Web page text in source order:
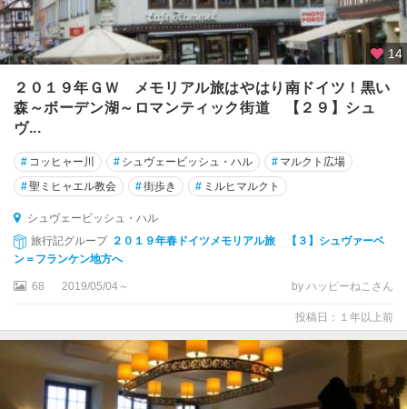
ッ
セ
ン
エ
ー
ベ
バ
ッ
オ
ー
バ
マ
14
２０１９年ＧＷ メモリアル旅はやはり南ドイツ！黒い
森～ボーデン湖～ロマンティック街道 【２９】シュ
ヴ...
# コッヒャー川 # シュヴェービッシュ・ハル # マルクト広場
#聖ミヒャエル教会 #街歩き # ミルヒマルクト
シュヴェービッシュ・ハル
旅行記グループ ２０１９年春ドイツメモリアル旅 【３】シュヴァーベ
ン＝フランケン地方へ
68 2019/05/04～ by ハッピーねこさん
投稿日：１年以上前